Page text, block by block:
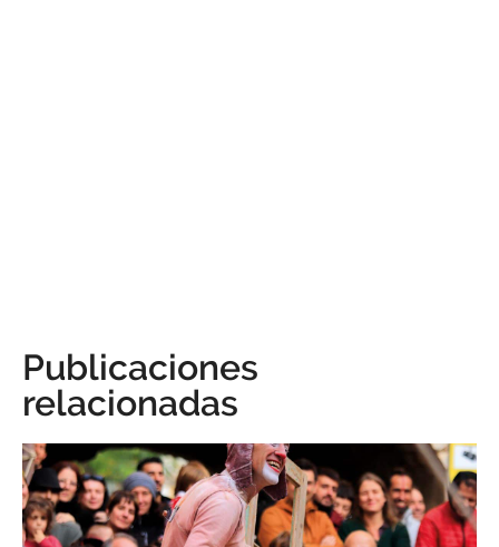
Publicaciones
relacionadas